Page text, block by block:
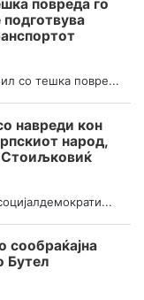
повреда го
подготвува
со тешка повре...
навреди кон
народ,
Стоиљковиќ
сообраќајна
Бутел